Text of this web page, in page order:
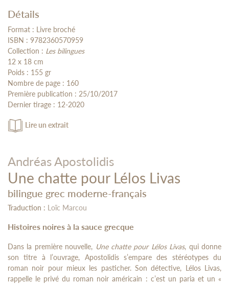
Détails
Format : Livre broché
ISBN : 9782360570959
Collection : Les bilingues
12 x 18 cm
Poids : 155 gr
Nombre de page : 160
Première publication : 25/10/2017
Dernier tirage : 12-2020
Lire un extrait
Andréas Apostolidis
Une chatte pour Lélos Livas
bilingue grec moderne-français
Traduction : Loïc Marcou
Histoires noires à la sauce grecque
Dans la première nouvelle, Une chatte pour Lélos Livas, qui donne
son titre à l’ouvrage, Apostolidis s’empare des stéréotypes du
roman noir pour mieux les pasticher. Son détective, Lélos Livas,
rappelle le privé du roman noir américain : c’est un paria et un «